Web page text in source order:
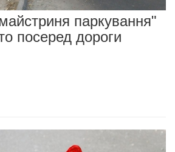
паркування"
посеред дороги